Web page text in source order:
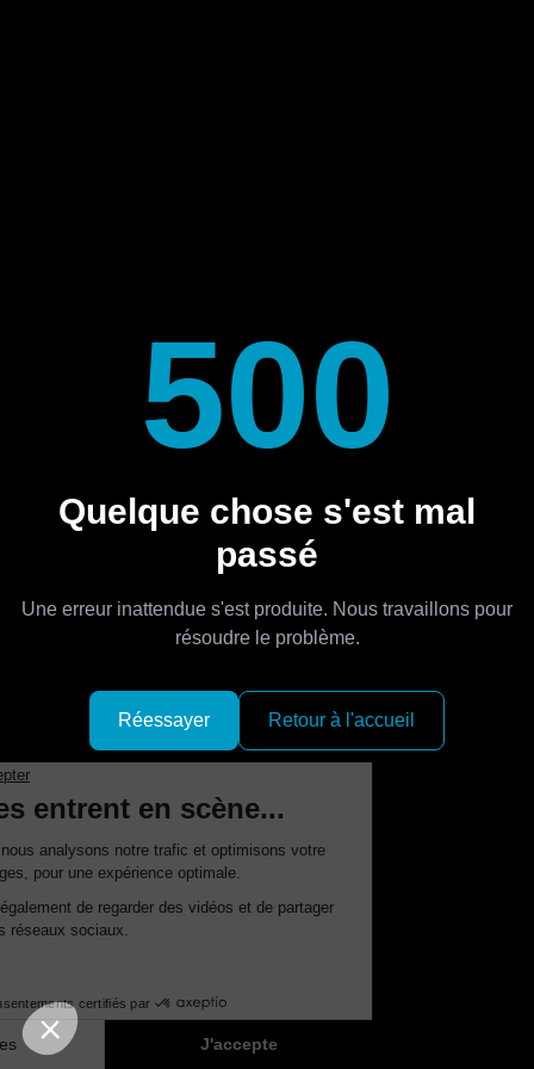
500
Quelque chose s'est mal
passé
Une erreur inattendue s'est produite. Nous travaillons pour
résoudre le problème.
Réessayer Retour à l'accueil